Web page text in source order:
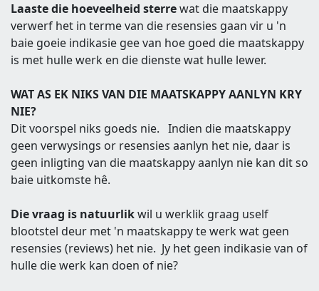
Laaste die hoeveelheid sterrewat die maatskappy
verwerf het in terme van die resensies gaan vir u 'n
baie goeie indikasie gee van hoe goed die maatskappy
is met hulle werk en die dienste wat hulle lewer.
WAT AS EK NIKS VAN DIE MAATSKAPPY AANLYN KRY
NIE?
Dit voorspel niks goeds nie. Indien die maatskappy
geen verwysings or resensies aanlyn het nie, daar is
geen inligting van die maatskappy aanlyn nie kan dit so
baie uitkomste hê.
Die vraag is natuurlikwil u werklik graag uself
blootstel deur met 'n maatskappy te werk wat geen
resensies (reviews) het nie. Jy het geen indikasie van of
hulle die werk kan doen of nie?